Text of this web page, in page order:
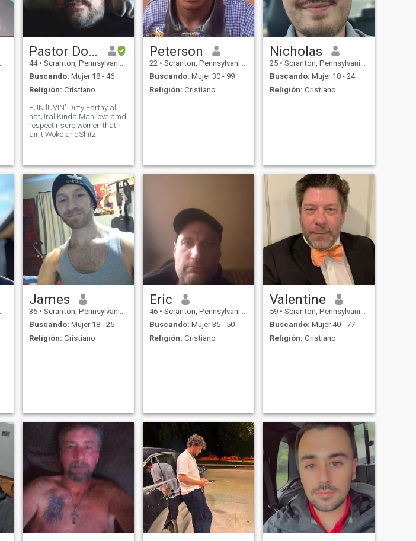
Pastor Doobie
44 • Scranton, Pennsylvania, Estados Unidos
Buscando: Mujer 18 - 46
Religión: Cristiano
FUN lUVIN' Dirty Earthy all
natUral Kinda Man love amd
respect r sure women that
ain't Woke andShitz
Peterson
22 • Scranton, Pennsylvania, Estados Unidos
Buscando: Mujer 30 - 99
Religión: Cristiano
Nicholas
25 • Scranton, Pennsylvania, Estados Unidos
Buscando: Mujer 18 - 24
Religión: Cristiano
James
36 • Scranton, Pennsylvania, Estados Unidos
Buscando: Mujer 18 - 25
Religión: Cristiano
Eric
46 • Scranton, Pennsylvania, Estados Unidos
Buscando: Mujer 35 - 50
Religión: Cristiano
Valentine
59 • Scranton, Pennsylvania, Estados Unidos
Buscando: Mujer 40 - 77
Religión: Cristiano